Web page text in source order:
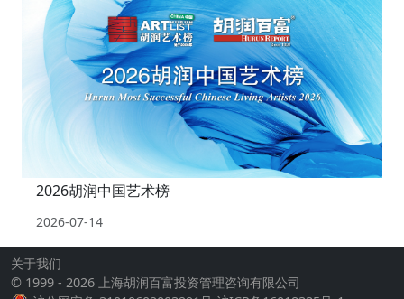
2026胡润中国艺术榜
2026-07-14
关于我们
© 1999 - 2026 上海胡润百富投资管理咨询有限公司